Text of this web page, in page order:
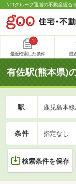
NTTグループ運営の不動産総合
1
最近検索した条件 最
有佐駅(熊本県)
駅 鹿児島本
条件 指定なし
検索条件を保存